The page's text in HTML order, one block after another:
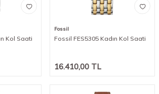
Kol Saati
Fossil
Fossil FES5305 Kadın Kol Saati
16.410,00 TL